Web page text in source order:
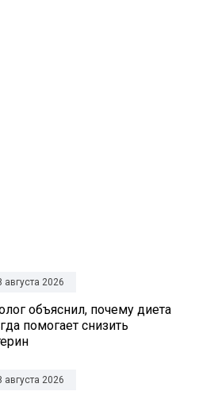
августа 2026
объяснил, почему диета
помогает снизить
августа 2026